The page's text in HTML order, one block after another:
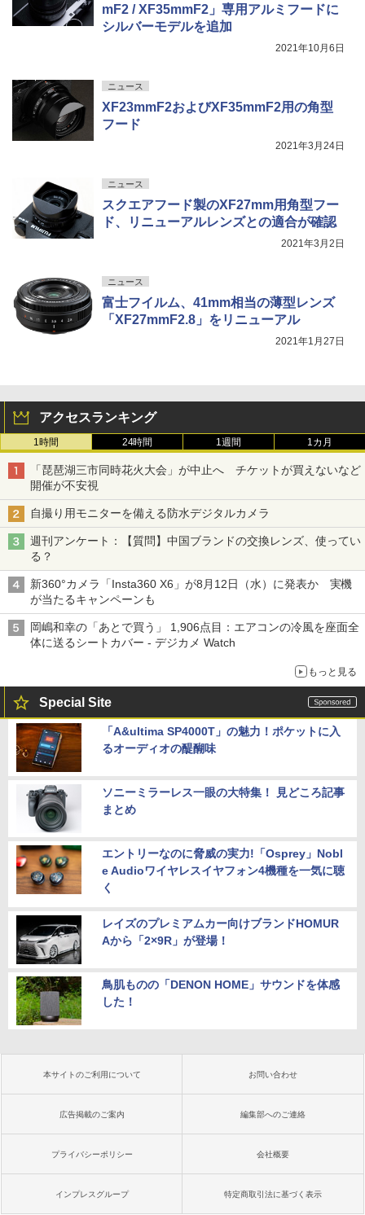
mF2 / XF35mmF2」専用アルミフードに
シルバーモデルを追加
2021年10月6日
ニュース
XF23mmF2およびXF35mmF2用の角型
フード
2021年3月24日
ニュース
スクエアフード製のXF27mm用角型フー
ド、リニューアルレンズとの適合が確認
2021年3月2日
ニュース
富士フイルム、41mm相当の薄型レンズ
「XF27mmF2.8」をリニューアル
2021年1月27日
アクセスランキング
1時間 24時間 1週間 1カ月
「琵琶湖三市同時花火大会」が中止へ チケットが買えないなど
開催が不安視
自撮り用モニターを備える防水デジタルカメラ
週刊アンケート：【質問】中国ブランドの交換レンズ、使ってい
る？
新360°カメラ「Insta360 X6」が8月12日（水）に発表か 実機
が当たるキャンペーンも
岡嶋和幸の「あとで買う」 1,906点目：エアコンの冷風を座面全
体に送るシートカバー - デジカメ Watch
もっと見る
Special Site
「A&ultima SP4000T」の魅力！ポケットに入
るオーディオの醍醐味
ソニーミラーレス一眼の大特集！ 見どころ記事
まとめ
エントリーなのに脅威の実力!「Osprey」Nobl
e Audioワイヤレスイヤフォン4機種を一気に聴
く
レイズのプレミアムカー向けブランドHOMUR
Aから「2×9R」が登場！
鳥肌ものの「DENON HOME」サウンドを体感
した！
本サイトのご利用について お問い合わせ
広告掲載のご案内 編集部へのご連絡
プライバシーポリシー 会社概要
インプレスグループ 特定商取引法に基づく表示